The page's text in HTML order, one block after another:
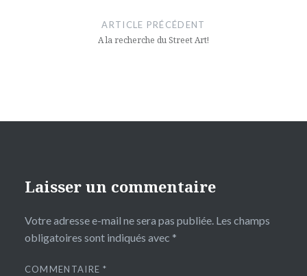
ARTICLE PRÉCÉDENT
A la recherche du Street Art!
Laisser un commentaire
Votre adresse e-mail ne sera pas publiée. Les champs
obligatoires sont indiqués avec *
COMMENTAIRE*